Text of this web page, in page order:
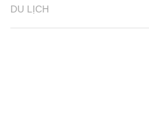
DU LỊCH